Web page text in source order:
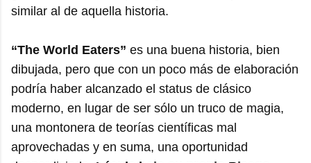
similar al de aquella historia.
“The World Eaters” es una buena historia, bien
dibujada, pero que con un poco más de elaboración
podría haber alcanzado el status de clásico
moderno, en lugar de ser sólo un truco de magia,
una montonera de teorías científicas mal
aprovechadas y en suma, una oportunidad